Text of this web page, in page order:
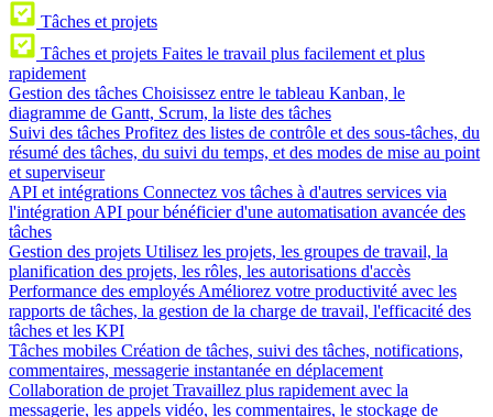
Tâches et projets
Tâches et projets Faites le travail plus facilement et plus
rapidement
Gestion des tâches Choisissez entre le tableau Kanban, le
diagramme de Gantt, Scrum, la liste des tâches
Suivi des tâches Profitez des listes de contrôle et des sous-tâches, du
résumé des tâches, du suivi du temps, et des modes de mise au point
et superviseur
API et intégrations Connectez vos tâches à d'autres services via
l'intégration API pour bénéficier d'une automatisation avancée des
tâches
Gestion des projets Utilisez les projets, les groupes de travail, la
planification des projets, les rôles, les autorisations d'accès
Performance des employés Améliorez votre productivité avec les
rapports de tâches, la gestion de la charge de travail, l'efficacité des
tâches et les KPI
Tâches mobiles Création de tâches, suivi des tâches, notifications,
commentaires, messagerie instantanée en déplacement
Collaboration de projet Travaillez plus rapidement avec la
messagerie, les appels vidéo, les commentaires, le stockage de